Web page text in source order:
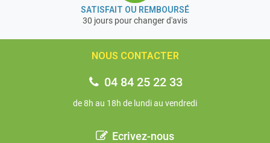
SATISFAIT OU REMBOURSÉ
30 jours pour changer d'avis
NOUS CONTACTER
04 84 25 22 33
de 8h au 18h de lundi au vendredi
Ecrivez-nous